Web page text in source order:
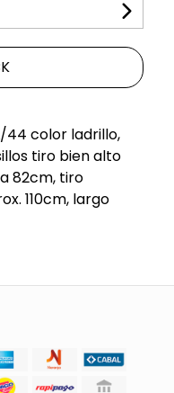
44 color ladrillo,
tiro bien alto
82cm, tiro
110cm, largo